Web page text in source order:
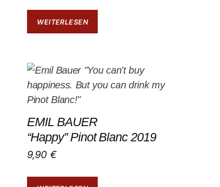
WEITERLESEN
EMIL BAUER
“Happy” Pinot Blanc 2019
9,90 €